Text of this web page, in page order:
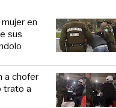
en
sus
a chofer
trato a